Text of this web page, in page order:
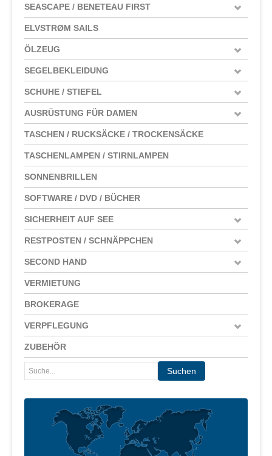
SEASCAPE / BENETEAU FIRST
ELVSTRØM SAILS
ÖLZEUG
SEGELBEKLEIDUNG
SCHUHE / STIEFEL
AUSRÜSTUNG FÜR DAMEN
TASCHEN / RUCKSÄCKE / TROCKENSÄCKE
TASCHENLAMPEN / STIRNLAMPEN
SONNENBRILLEN
SOFTWARE / DVD / BÜCHER
SICHERHEIT AUF SEE
RESTPOSTEN / SCHNÄPPCHEN
SECOND HAND
VERMIETUNG
BROKERAGE
VERPFLEGUNG
ZUBEHÖR